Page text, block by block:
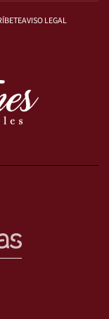
AVISO LEGAL